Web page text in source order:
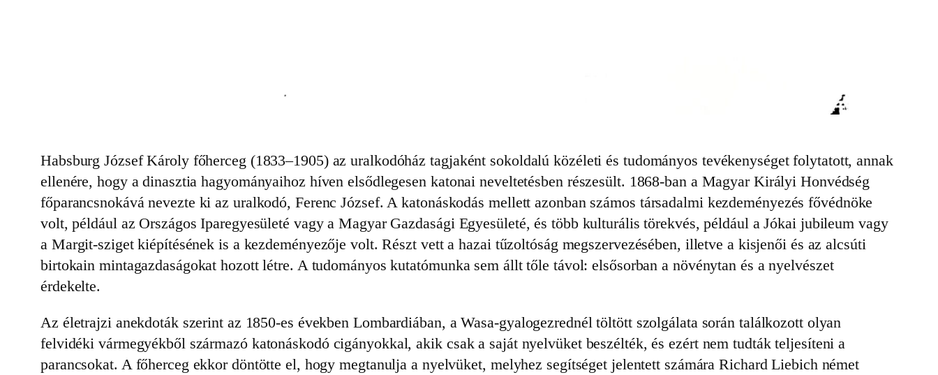
Habsburg József Károly főherceg (1833‒1905) az uralkodóház tagjaként sokoldalú közéleti és tudományos tevékenységet folytatott, annak
ellenére, hogy a dinasztia hagyományaihoz híven elsődlegesen katonai neveltetésben részesült. 1868-ban a Magyar Királyi Honvédség
főparancsnokává nevezte ki az uralkodó, Ferenc József. A katonáskodás mellett azonban számos társadalmi kezdeményezés fővédnöke
volt, például az Országos Iparegyesületé vagy a Magyar Gazdasági Egyesületé, és több kulturális törekvés, például a Jókai jubileum vagy
a Margit-sziget kiépítésének is a kezdeményezője volt. Részt vett a hazai tűzoltóság megszervezésében, illetve a kisjenői és az alcsúti
birtokain mintagazdaságokat hozott létre. A tudományos kutatómunka sem állt tőle távol: elsősorban a növénytan és a nyelvészet
érdekelte.
Az életrajzi anekdoták szerint az 1850-es években Lombardiában, a Wasa-gyalogezrednél töltött szolgálata során találkozott olyan
felvidéki vármegyékből származó katonáskodó cigányokkal, akik csak a saját nyelvüket beszélték, és ezért nem tudták teljesíteni a
parancsokat. A főherceg ekkor döntötte el, hogy megtanulja a nyelvüket, melyhez segítséget jelentett számára Richard Liebich német